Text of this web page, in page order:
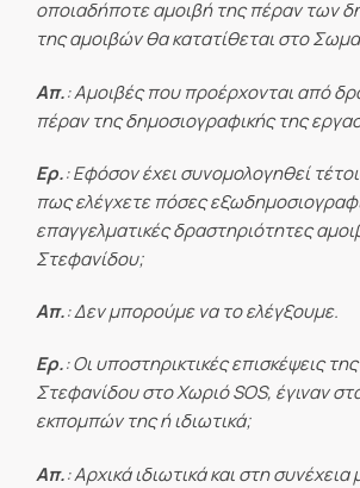
οποιαδήποτε αμοιβή της πέραν των
της αμοιβών θα κατατίθεται στο
Απ.: Αμοιβές που προέρχονται από
πέραν της δημοσιογραφικής της
Ερ.: Εφόσον έχει συνομολογηθεί
πως ελέγχετε πόσες
επαγγελματικές δραστηριότητες
Στεφανίδου;
Απ.: Δεν μπορούμε να το ελέγξουμε.
Ερ.: Οι υποστηρικτικές επισκέψεις
Στεφανίδου στο ΧωριόSOS, έγιναν
εκπομπών της ή ιδιωτικά;
Απ.: Αρχικά ιδιωτικά και στη